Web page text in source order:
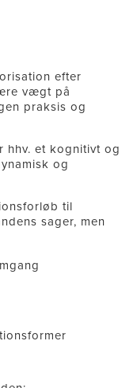
efter
vægt på
praksis og
hhv. et kognitivt og
og
til
sager, men